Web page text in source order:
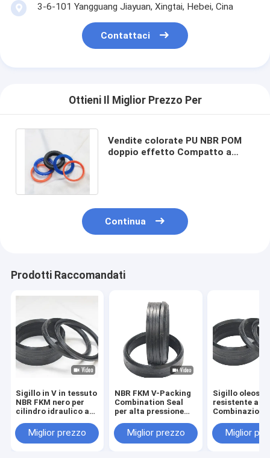
3-6-101 Yangguang Jiayuan, Xingtai, Hebei, Cina
Contattaci
Ottieni Il Miglior Prezzo Per
Vendite colorate PU NBR POM
doppio effetto Compatto a
Continua
Prodotti Raccomandati
Sigillo in V in tessuto
NBR FKM nero per
cilindro idraulico a
imballaggio a
Chevron
Miglior prezzo
NBR FKM V-Packing
Combination Seal
per alta pressione
Miglior prezzo
Sigillo oleoso
resistente
Combinazione
tensione in
temperatura
Miglior